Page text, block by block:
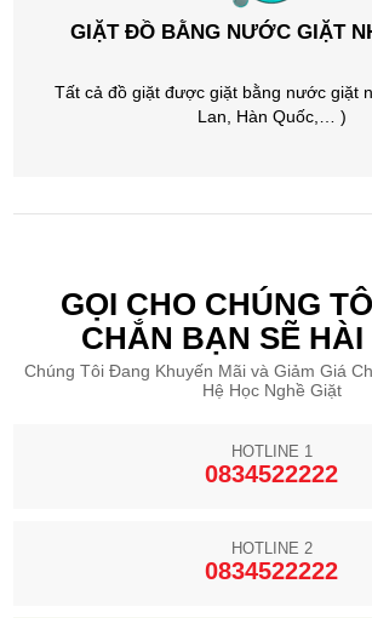
GIẶT ĐỒ BẰNG NƯỚC GIẶT
Tất cả đồ giặt được giặt bằng nước giặt
Lan, Hàn Quốc,… )
GỌI CHO CHÚNG
CHẮN BẠN SẼ HÀI
Chúng Tôi Đang Khuyến Mãi và Giảm Giá
Hệ Học Nghề Giặt
HOTLINE 1
0834522222
HOTLINE 2
0834522222